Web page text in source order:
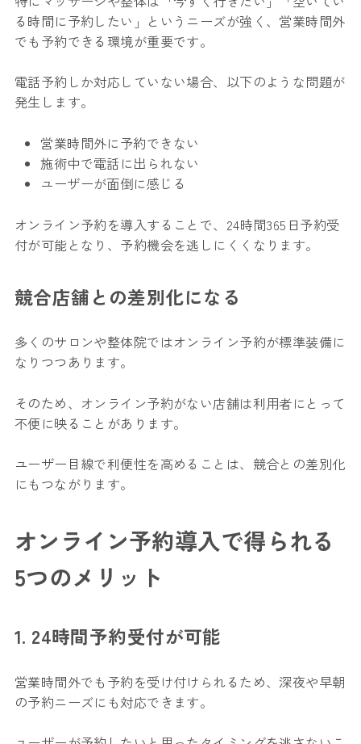
る時間に予約したい」というニーズが強く、営業時間外
でも予約できる環境が重要です。
電話予約しか対応していない場合、以下のような問題が
発生します。
営業時間外に予約できない
施術中で電話に出られない
ユーザーが面倒に感じる
オンライン予約を導入することで、24時間365日予約受
付が可能となり、予約機会を逃しにくくなります。
競合店舗との差別化になる
多くのサロンや整体院ではオンライン予約が標準装備に
なりつつあります。
そのため、オンライン予約がない店舗は利用者にとって
不便に映ることがあります。
ユーザー目線で利便性を高めることは、競合との差別化
にもつながります。
オンライン予約導入で得られる
5つのメリット
1. 24時間予約受付が可能
営業時間外でも予約を受け付けられるため、深夜や早朝
の予約ニーズにも対応できます。